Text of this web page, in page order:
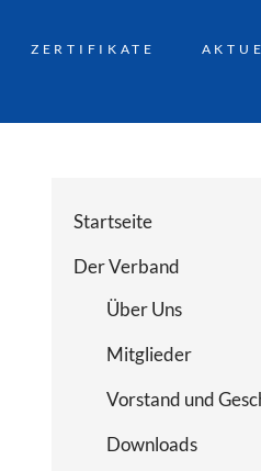
ZERTIFIKATE
Startseite
Der Verband
Über Uns
Mitglieder
Vorstand und
Downloads